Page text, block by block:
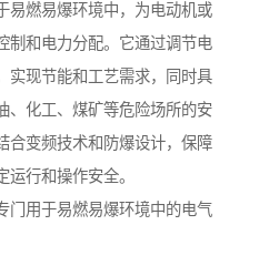
易燃易爆环境中，为电动机或
制和电力分配。它通过调节电
实现节能和工艺需求，同时具
、化工、煤矿等危险场所的安
合变频技术和防爆设计，保障
行和操作安全。
门用于易燃易爆环境中的电气